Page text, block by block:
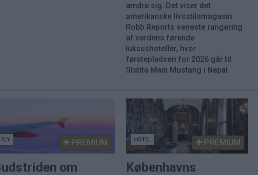
ændre sig. Det viser det
amerikanske livsstilsmagasin
Robb Reports seneste rangering
af verdens førende
luksushoteller, hvor
førstepladsen for 2026 går til
Shinta Mani Mustang i Nepal.
FLY PREMIUM
om
HOTEL PREMIUM
Københavns